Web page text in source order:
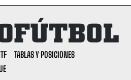
TABLAS Y POSICIONES